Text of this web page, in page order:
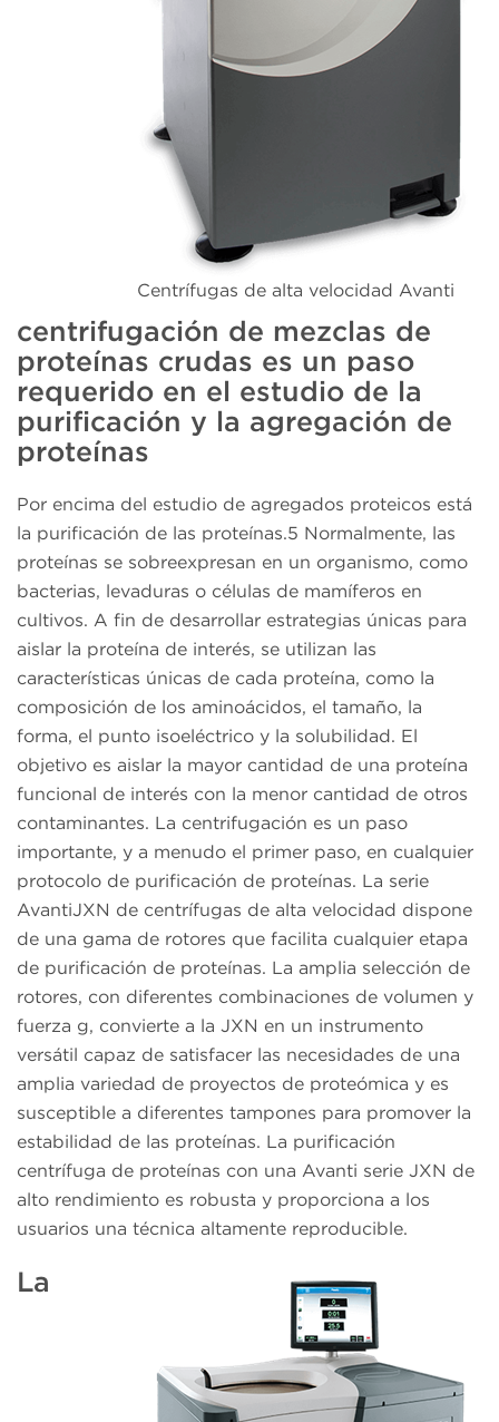
Centrífugas de alta velocidad Avanti
centrifugación de mezclas de
proteínas crudas es un paso
requerido en el estudio de la
purificación y la agregación de
proteínas
Por encima del estudio de agregados proteicos está
la purificación de las proteínas.5 Normalmente, las
proteínas se sobreexpresan en un organismo, como
bacterias, levaduras o células de mamíferos en
cultivos. A fin de desarrollar estrategias únicas para
aislar la proteína de interés, se utilizan las
características únicas de cada proteína, como la
composición de los aminoácidos, el tamaño, la
forma, el punto isoeléctrico y la solubilidad. El
objetivo es aislar la mayor cantidad de una proteína
funcional de interés con la menor cantidad de otros
contaminantes. La centrifugación es un paso
importante, y a menudo el primer paso, en cualquier
protocolo de purificación de proteínas. La serie
AvantiJXN de centrífugas de alta velocidad dispone
de una gama de rotores que facilita cualquier etapa
de purificación de proteínas. La amplia selección de
rotores, con diferentes combinaciones de volumen y
fuerza g, convierte a la JXN en un instrumento
versátil capaz de satisfacer las necesidades de una
amplia variedad de proyectos de proteómica y es
susceptible a diferentes tampones para promover la
estabilidad de las proteínas. La purificación
centrífuga de proteínas con una Avanti serie JXN de
alto rendimiento es robusta y proporciona a los
usuarios una técnica altamente reproducible.
La